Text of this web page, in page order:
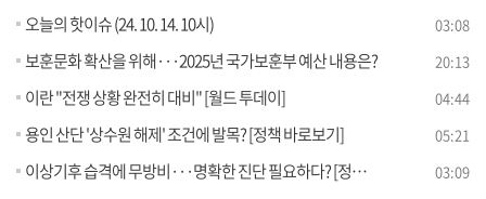
오늘의 핫이슈 (24. 10. 14. 10시) 03:08
보훈문화 확산을 위해···2025년 국가보훈부 예산 내용은? 20:13
이란 "전쟁 상황 완전히 대비" [월드 투데이] 04:44
용인 산단 '상수원 해제' 조건에 발목? [정책 바로보기] 05:21
이상기후 습격에 무방비···명확한 진단 필요하다? [정책 바로보기] 03:09